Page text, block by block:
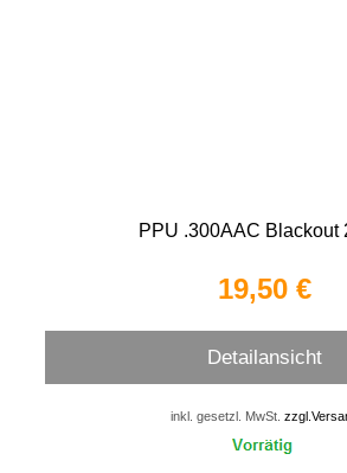
PPU .300AAC Blackout
19,50 €
Detailansicht
inkl. gesetzl. MwSt.